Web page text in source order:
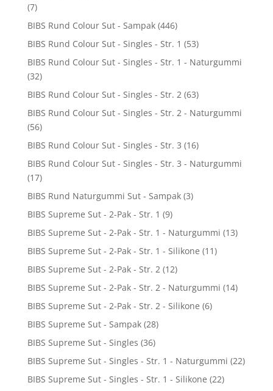
(7)
BIBS Rund Colour Sut - Sampak (446)
BIBS Rund Colour Sut - Singles - Str. 1 (53)
BIBS Rund Colour Sut - Singles - Str. 1 - Naturgummi
(32)
BIBS Rund Colour Sut - Singles - Str. 2 (63)
BIBS Rund Colour Sut - Singles - Str. 2 - Naturgummi
(56)
BIBS Rund Colour Sut - Singles - Str. 3 (16)
BIBS Rund Colour Sut - Singles - Str. 3 - Naturgummi
(17)
BIBS Rund Naturgummi Sut - Sampak (3)
BIBS Supreme Sut - 2-Pak - Str. 1 (9)
BIBS Supreme Sut - 2-Pak - Str. 1 - Naturgummi (13)
BIBS Supreme Sut - 2-Pak - Str. 1 - Silikone (11)
BIBS Supreme Sut - 2-Pak - Str. 2 (12)
BIBS Supreme Sut - 2-Pak - Str. 2 - Naturgummi (14)
BIBS Supreme Sut - 2-Pak - Str. 2 - Silikone (6)
BIBS Supreme Sut - Sampak (28)
BIBS Supreme Sut - Singles (36)
BIBS Supreme Sut - Singles - Str. 1 - Naturgummi (22)
BIBS Supreme Sut - Singles - Str. 1 - Silikone (22)